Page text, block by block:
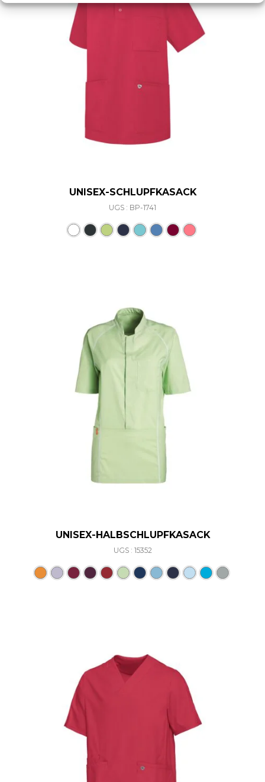
UNISEX-SCHLUPFKASACK
UGS : BP-1741
UNISEX-HALBSCHLUPFKASACK
UGS : 15352